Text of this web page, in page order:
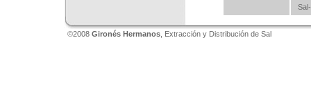
©2008 Gironés Hermanos, Extracción y Distribución de Sal